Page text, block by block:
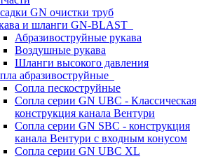
GN очистки труб
и шланги GN-BLAST
Абразивоструйные рукава
Воздушные рукава
Шланги высокого давления
абразивоструйные
Сопла пескоструйные
Сопла серии GN UBC - Классическая
конструкция канала Вентури
Сопла серии GN SBC - конструкция
канала Вентури c входным конусом
Сопла серии GN UBC XL